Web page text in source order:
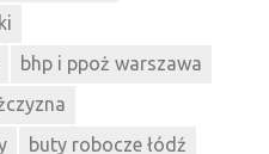
bhp i ppoż warszawa
buty robocze łódź